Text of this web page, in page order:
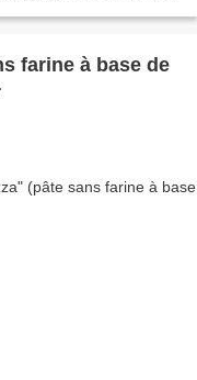
farine à base de